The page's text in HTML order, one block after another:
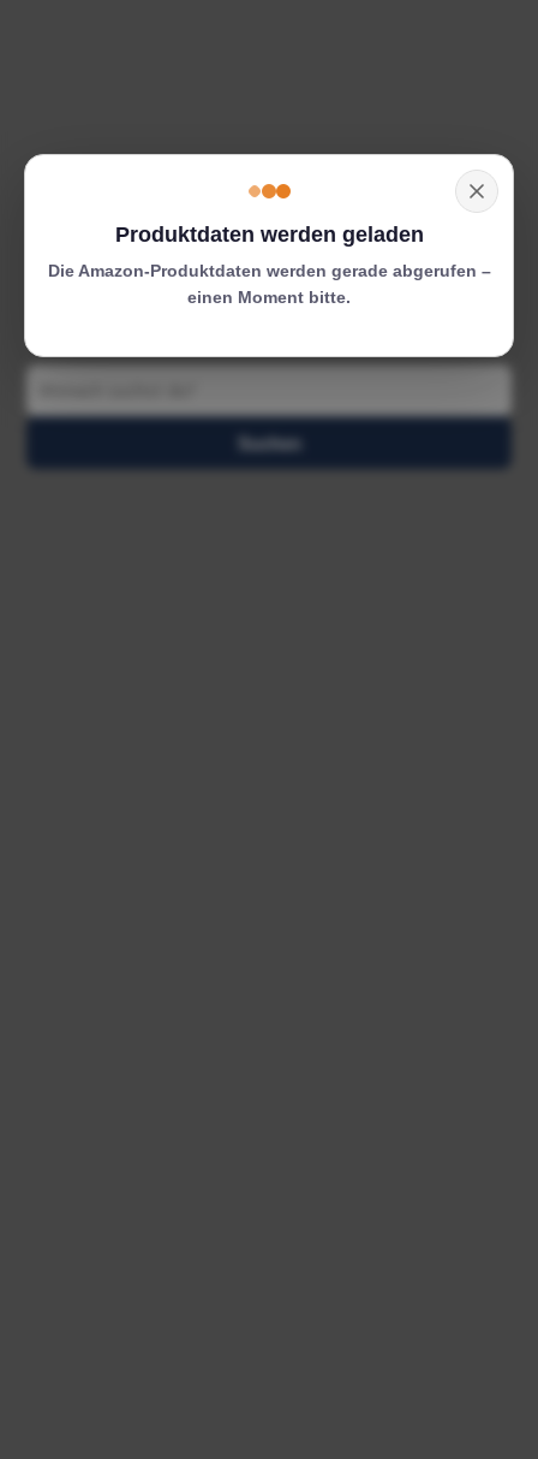
Suchen
Produktdaten werden geladen
Die Amazon-Produktdaten werden gerade abgerufen –
einen Moment bitte.